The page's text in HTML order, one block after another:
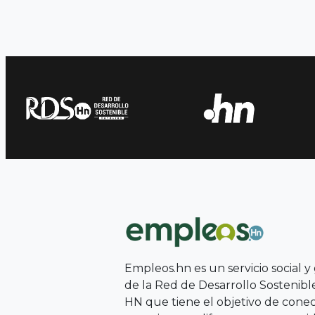
Empleos.hn es un servicio social
de la Red de Desarrollo
HN que tiene el objetivo de